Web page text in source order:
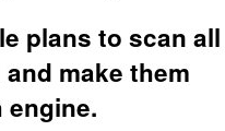
plans to scan all
make them
engine.